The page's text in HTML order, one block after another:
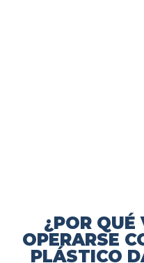
¿POR QUÉ
OPERARSE
PLÁSTICO